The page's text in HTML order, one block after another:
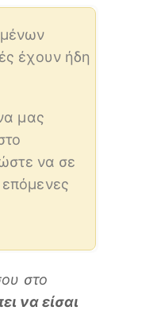
έχουν ήδη
μας
να σε
στο
να είσαι